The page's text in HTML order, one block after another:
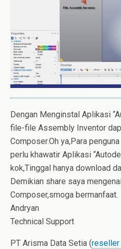
Dengan Menginstal Aplikasi
file-file Assembly Inventor
Composer.Oh ya,Para
perlu khawatir Aplikasi
kok,Tinggal hanya download
Demikian share saya
Composer,smoga bermanfaat.
Andryan
Technical Support
PT Arisma Data Setia (